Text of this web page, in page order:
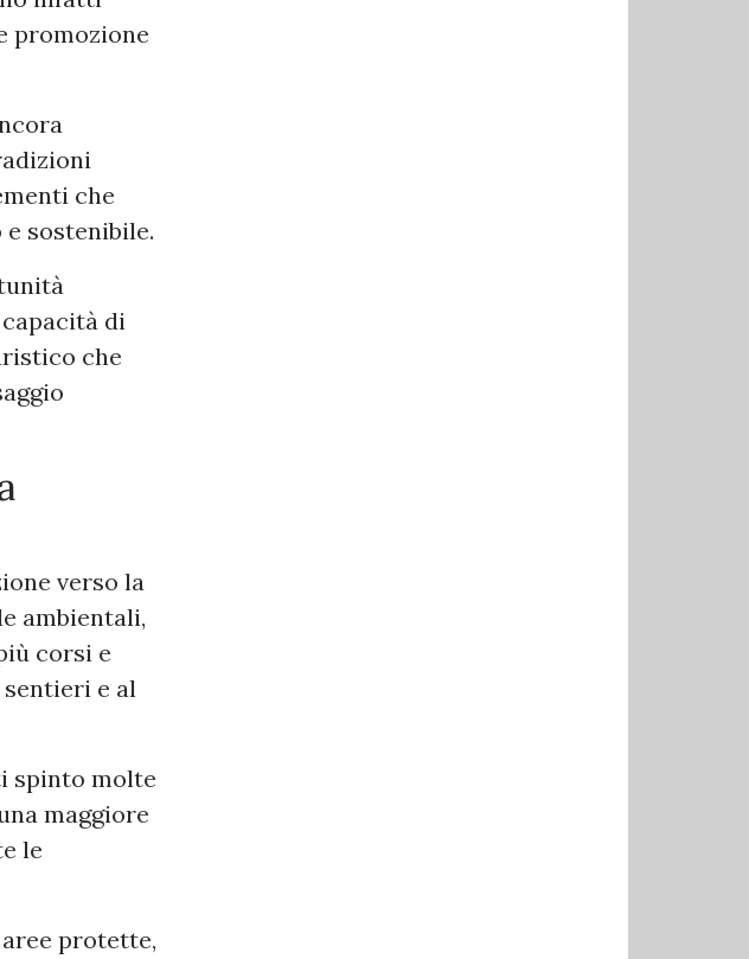
promozione
che
sostenibile.
di
che
verso la
ambientali,
corsi e
e al
spinto molte
maggiore
le
protette,